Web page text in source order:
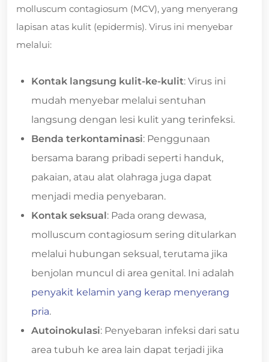
molluscum contagiosum (MCV), yang menyerang
lapisan atas kulit (epidermis). Virus ini menyebar
melalui:
Kontak langsung kulit-ke-kulit: Virus ini
mudah menyebar melalui sentuhan
langsung dengan lesi kulit yang terinfeksi.
Benda terkontaminasi: Penggunaan
bersama barang pribadi seperti handuk,
pakaian, atau alat olahraga juga dapat
menjadi media penyebaran.
Kontak seksual: Pada orang dewasa,
molluscum contagiosum sering ditularkan
melalui hubungan seksual, terutama jika
benjolan muncul di area genital. Ini adalah
penyakit kelamin yang kerap menyerang
pria.
Autoinokulasi: Penyebaran infeksi dari satu
area tubuh ke area lain dapat terjadi jika